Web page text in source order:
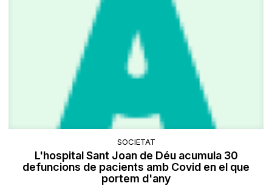
SOCIETAT
L'hospital Sant Joan de Déu acumula 30
defuncions de pacients amb Covid en el que
portem d'any